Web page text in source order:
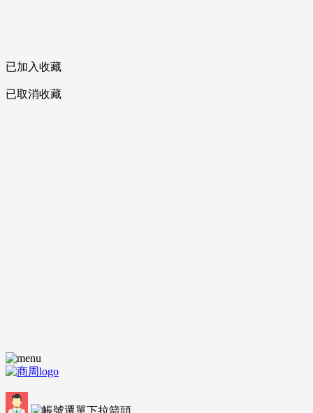
已加入收藏
已取消收藏